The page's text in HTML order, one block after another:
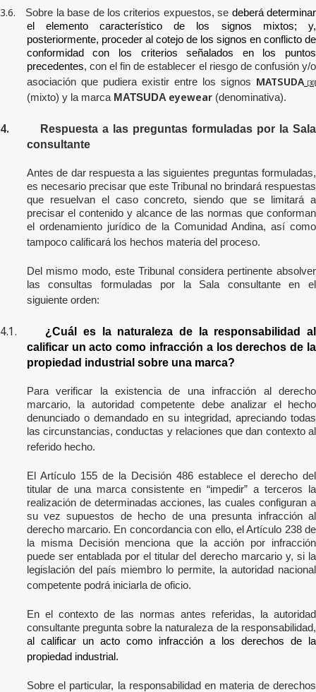
3.6. Sobre la base de los criterios expuestos, se deberá determinar
el elemento característico de los signos mixtos; y,
posteriormente, proceder al cotejo de los signos en conflicto de
conformidad con los criterios señalados en los puntos
precedentes, con el fin de establecer el riesgo de confusión y/o
asociación que pudiera existir entre
los signos MATSUDA [30]
(mixto) y la marca MATSUDA eyewear (denominativa).
4.
Respuesta a las preguntas formuladas por la Sala
consultante
Antes de dar respuesta a las siguientes preguntas formuladas,
es necesario precisar que este Tribunal no brindará respuestas
que resuelvan el caso concreto, siendo que se limitará a
precisar el contenido y alcance de las normas que conforman
el ordenamiento jurídico de la Comunidad Andina, así como
tampoco calificará los hechos materia del proceso.
Del mismo modo, este Tribunal considera pertinente absolver
las consultas formuladas por la Sala consultante en el
siguiente orden:
4.1.
¿Cuál es la naturaleza de la responsabilidad al
calificar un acto como infracción a los derechos de la
propiedad industrial sobre una marca?
Para verificar la existencia de una infracción al derecho
marcario, la autoridad competente debe analizar el hecho
denunciado o demandado en su integridad, apreciando todas
las circunstancias, conductas y relaciones que dan contexto al
referido hecho.
El Artículo 155 de la Decisión 486 establece el derecho del
titular de una marca consistente en “impedir” a terceros la
realización de determinadas acciones, las cuales configuran a
su vez supuestos de hecho de una presunta infracción al
derecho marcario. En concordancia con ello, el Artículo 238 de
la misma Decisión menciona que la acción por infracción
puede ser entablada por el titular del derecho marcario y, si la
legislación del país miembro lo permite, la autoridad nacional
competente podrá iniciarla de oficio.
En el contexto de las normas antes referidas, la autoridad
consultante pregunta sobre la naturaleza de la responsabilidad,
al calificar un acto como infracción a los derechos de la
propiedad industrial.
Sobre el particular, la responsabilidad en materia de derechos